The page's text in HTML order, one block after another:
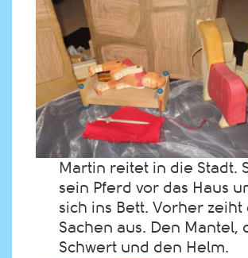
Martin reitet in die Stadt.
sein Pferd vor das Haus
sich ins Bett. Vorher zeiht
Sachen aus. Den Mantel,
Schwert und den Helm.